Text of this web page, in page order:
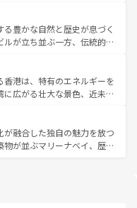
多彩な魅力を心ゆくまで味
い。 なお、新着の韓国情報はコンテンツ一
。ハノイの古い町並みやホ
の建物も、独特の雰囲気を
ティの豊かさとおいしさで
トナムコーヒーなどは、ぜ
を訪れてもあたたかい人々
きっと忘れられない旅にな
豊かな自然と歴史が息づく
が立ち並ぶ一方、伝統的な
はチェンマイなどの山岳地
プーケットやクラビの美し
むことができる。タイ料理
どの季節にも異なる楽しみ
イの人々、仏教を中心とし
が、訪れる旅人を魅了し続
港は、特有のエネルギーを
広がる壮大な景色、近未来
ず。観光スポットが密集し
れるのも魅力。息をのむよ
、香港を存分に楽しみ尽く
融合した独自の魅力を放つ
が並ぶマリーナベイ、歴史